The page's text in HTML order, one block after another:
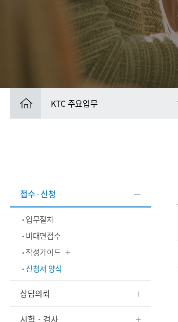
KTC 주요업무
접수 ∙ 신청
업무절차
비대면접수
작성가이드
신청서 양식
상담의뢰
시험 · 검사